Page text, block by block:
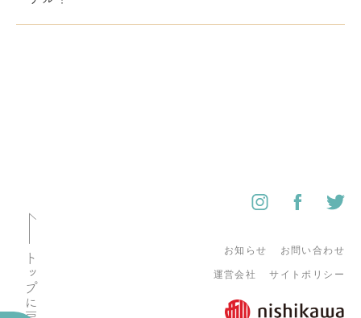
トップに戻る
お知らせ お問い合わせ
運営会社 サイトポリシー